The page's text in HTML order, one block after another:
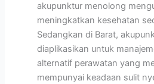
akupunktur menolong
meningkatkan kesehatan
Sedangkan di Barat,
diaplikasikan untuk
alternatif perawatan yang
mempunyai keadaan sulit